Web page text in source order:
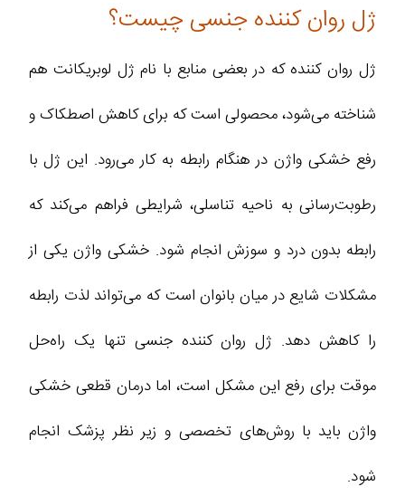
ژل روان کننده جنسی چیست؟
ژل روان کننده که در بعضی منابع با نام ژل لوبریکانت هم
شناخته می‌شود، محصولی است که برای کاهش اصطکاک و
رفع خشکی واژن در هنگام رابطه به کار می‌رود. این ژل با
رطوبت‌رسانی به ناحیه تناسلی، شرایطی فراهم می‌کند که
رابطه بدون درد و سوزش انجام شود. خشکی واژن یکی از
مشکلات شایع در میان بانوان است که می‌تواند لذت رابطه
را کاهش دهد. ژل روان کننده جنسی تنها یک راه‌حل
موقت برای رفع این مشکل است، اما درمان قطعی خشکی
واژن باید با روش‌های تخصصی و زیر نظر پزشک انجام
شود.